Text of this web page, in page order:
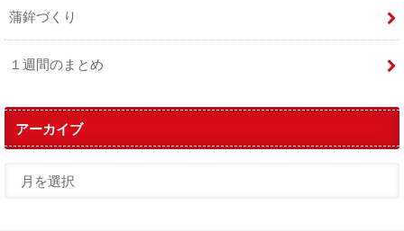
蒲鉾づくり
１週間のまとめ
アーカイブ